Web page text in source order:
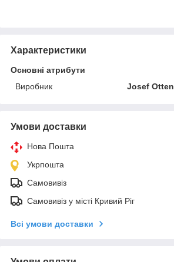
Характеристики
Основні атрибути
Виробник
Josef Otten
Умови доставки
Нова Пошта
Укрпошта
Самовивіз
Самовивіз у місті Кривий Ріг
Всі умови доставки